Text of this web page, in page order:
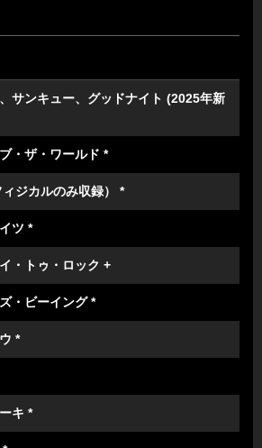
サンキュー、グッドナイト (2025年新
・ザ・ワールド *
ジカルのみ収録） *
ツ *
・トゥ・ロック +
・ビーイング *
*
キ *